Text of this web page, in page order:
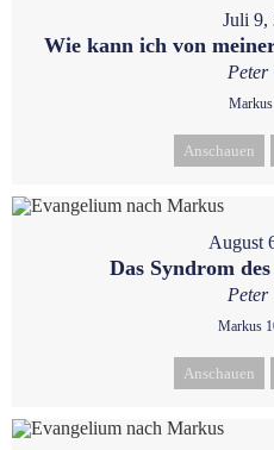
Juli 9,
Wie kann ich von
Peter
Anschauen
August
Das Syndrom
Peter
Markus
Anschauen